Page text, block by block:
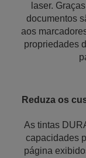
laser.
documentos
aos
propriedades
Reduza os
As tintas
capacidades
página